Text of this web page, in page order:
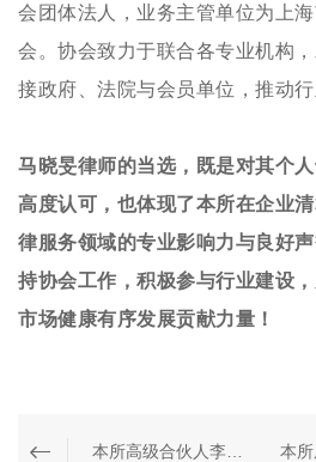
会团体法人，业务主管单位为上
会。协会致力于联合各专业机构
接政府、法院与会员单位，推动行
马晓旻律师的当选，既是对其个
高度认可，也体现了本所在企业
律服务领域的专业影响力与良好
持协会工作，积极参与行业建设
市场健康有序发展贡献力量！